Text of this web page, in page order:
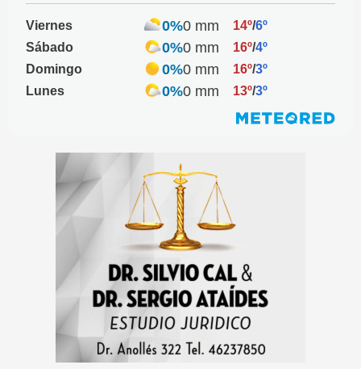
Viernes 0%0 mm 14º/6º
Sábado
0%0 mm 16º/4º
Domingo
0%0 mm 16º/3º
Lunes
0%0 mm 13º/3º